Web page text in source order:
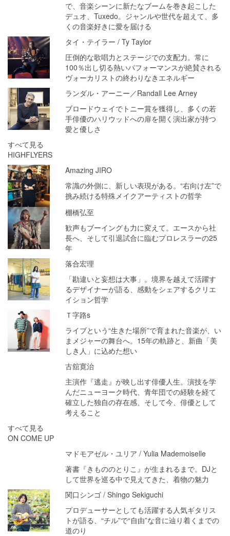
で、音楽シーンに新たなブームを巻き起こした
デュオ、Tuxedo。ジャンルや世代を超えて、多
くの音楽好きに愛を届ける
タイ・テイラー / Ty Taylor
圧倒的な歌唱力とステージでの支配力。常に
100％出し切る熱いパフォーマンスが絶賛される
ヴォーカリストの終わりなきエネルギー
ランダル・アーニー／Randall Lee Arney
ブロードウェイでトニー賞を獲得し、多くの若
手俳優のハリウッドへの扉を開く演出家が持つ
愛と優しさ
すべて見る
HIGHFLYERS
Amazing JIRO
常識の外側に、新しい表現がある。“右向け左”で
挑み続ける特殊メイクアーティストの哲学
棚橋弘至
歓声もブーイングも力に変えて。エースから社
長へ、そして引退試合に臨むプロレスラーの25
年
落合宏理
「勘違いと妄想は大事」。境界を越えて活躍す
るデザイナーが語る、感動をシェアするクリエ
イション哲学
Ｔ字路s
ライブという“生きた場所”で育まれた音楽が、い
まメジャーの舞台へ。15年の軌跡と、新曲「美
しき人」に込めた想い
古舘寛治
主演作『逃走』が映し出す俳優人生。演技を学
んだニューヨーク時代、青年団での経験を経て
確立した独自の存在感、そして今、俳優として
考えること
すべて見る
ON COME UP
マドモアゼル・ユリア / Yulia Mademoiselle
著書『きもののとりこ』が生まれるまで。DJと
して世界を巡る中で見えてきた、着物の魅力
関口シンゴ / Shingo Sekiguchi
プロデューサーとしても活躍する人気ギタリス
トが語る、“チル”で“自由”な音に辿り着くまでの
道のり